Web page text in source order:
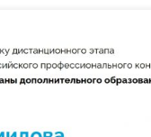
работников МБУ ДО
конкурсе